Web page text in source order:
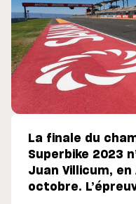
La finale du
Superbike 2023
Juan Villicum, en
octobre.